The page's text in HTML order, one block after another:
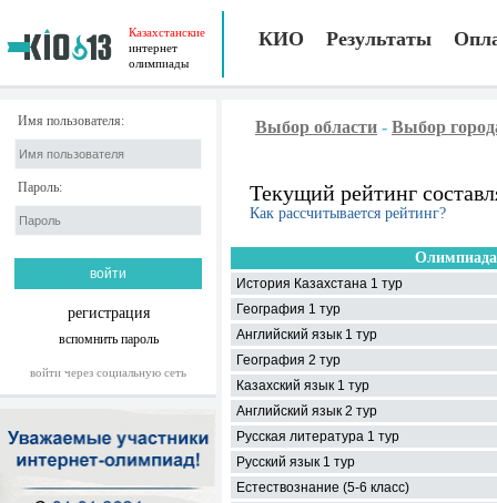
Казахстанские
интернет
олимпиады
КИО Результаты
Имя пользователя:
Пароль:
регистрация
вспомнить пароль
войти через социальную сеть
Выбор области - Выбор
Текущий рейтинг
Как рассчитывается рейтинг?
Олимпиада
История Казахстана 1 тур
География 1 тур
Английский язык 1 тур
География 2 тур
Казахский язык 1 тур
Английский язык 2 тур
Русская литература 1 тур
Русский язык 1 тур
Естествознание (5-6 класс)